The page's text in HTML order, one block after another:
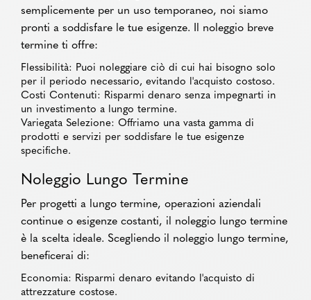
semplicemente per un uso temporaneo, noi siamo
pronti a soddisfare le tue esigenze. Il noleggio breve
termine ti offre:
Flessibilità: Puoi noleggiare ciò di cui hai bisogno solo
per il periodo necessario, evitando l'acquisto costoso.
Costi Contenuti: Risparmi denaro senza impegnarti in
un investimento a lungo termine.
Variegata Selezione: Offriamo una vasta gamma di
prodotti e servizi per soddisfare le tue esigenze
specifiche.
Noleggio Lungo Termine
Per progetti a lungo termine, operazioni aziendali
continue o esigenze costanti, il noleggio lungo termine
è la scelta ideale. Scegliendo il noleggio lungo termine,
beneficerai di:
Economia: Risparmi denaro evitando l'acquisto di
attrezzature costose.